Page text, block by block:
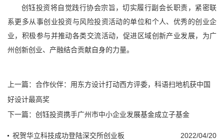
创钰投资将自觉践行协会宗旨，切实履行副会长职责，紧密联
系更多从事创业投资与风险投资活动的单位和个人、优秀的创业企
业，积极参与并推动各类交流活动，促进区域创新产业发展，为广
州创新创业、产融结合贡献自身的力量。
上一篇： 合作伙伴：用东方设计打动西方评委，科语扫地机获中国
好设计最高奖
下一篇： 创钰投资携手广州市中小企业发展基金成立子基金
2022/04/20
祝贺华立科技成功登陆深交所创业板